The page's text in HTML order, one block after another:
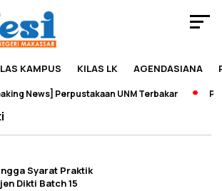
KAMPUS KILAS LK AGENDASIANA
News] Perpustakaan UNM Terbakar
Syarat Praktik
Dikti Batch 15